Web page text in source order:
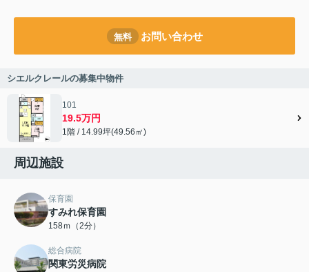
無料 お問い合わせ
シエルクレールの募集中物件
101
19.5万円
1階 / 14.99坪(49.56㎡)
周辺施設
保育園
すみれ保育園
158ｍ（2分）
総合病院
関東労災病院